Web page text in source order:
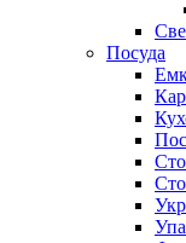
Посуда